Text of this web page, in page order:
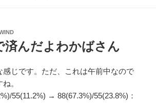
済んだよわかばさん
感じです。ただ、これは午前中なので
。
55(11.2%) → 88(67.3%)/55(23.8%)：